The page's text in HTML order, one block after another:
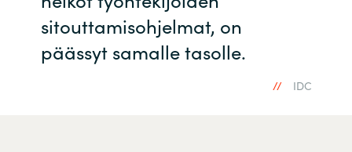
sitouttamisohjelmat, on
päässyt samalle tasolle.
IDC